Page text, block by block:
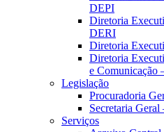
DEPI
Diretoria
DERI
Diretoria
Diretoria
e Comunicação
Legislação
Procuradoria
Secretaria Geral
Serviços